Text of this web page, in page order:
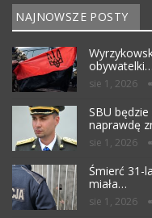
NAJNOWSZE POSTY
obywatelki…
sie 1, 2026
SBU będzie
naprawdę
sie 1, 2026
Śmierć 31-
miała…
sie 1, 2026